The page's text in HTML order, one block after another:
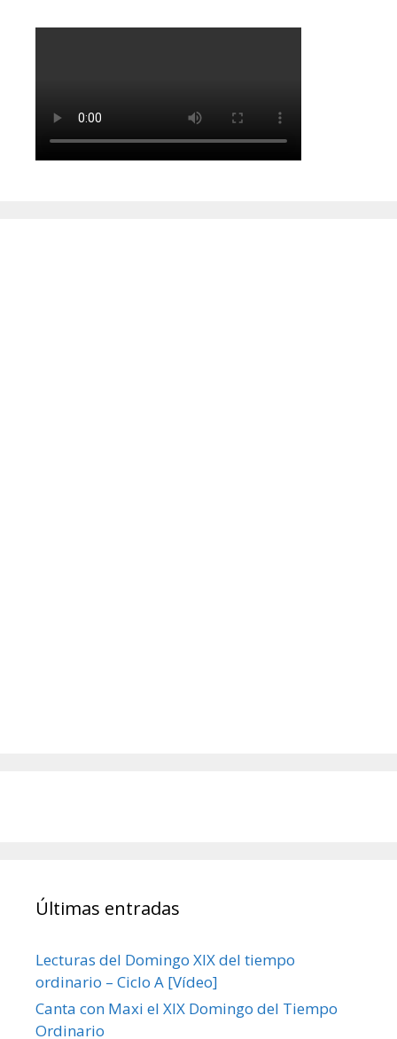
Últimas entradas
Lecturas del Domingo XIX del tiempo
ordinario – Ciclo A [Vídeo]
Canta con Maxi el XIX Domingo del Tiempo
Ordinario